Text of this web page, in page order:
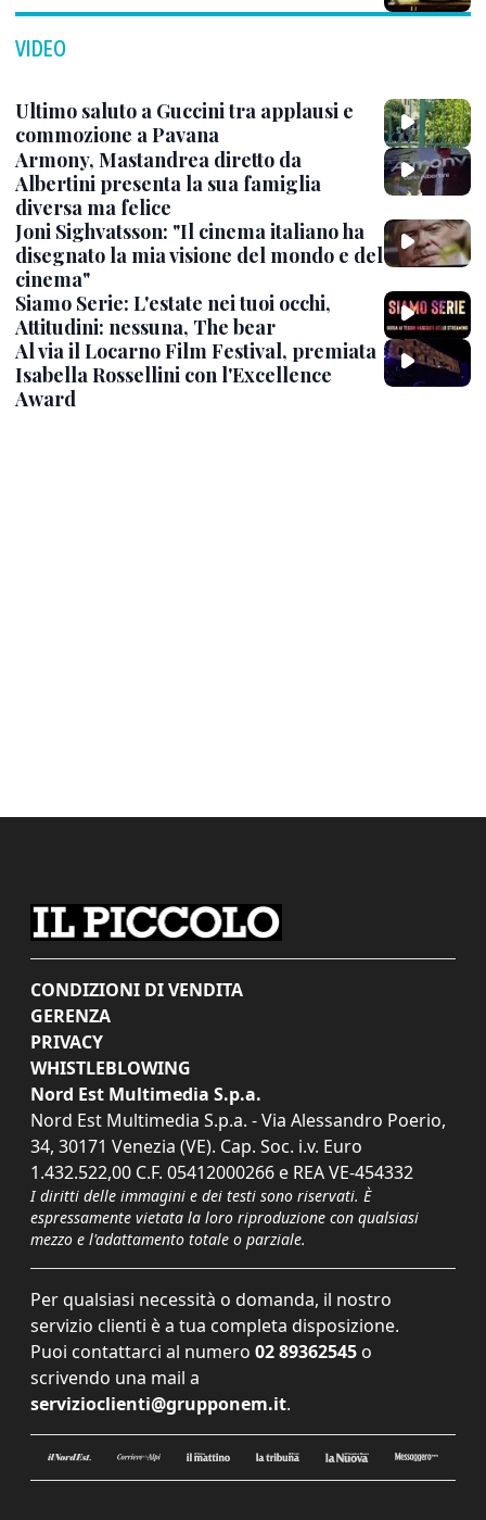
VIDEO
Ultimo saluto a Guccini tra applausi e
commozione a Pavana
Armony, Mastandrea diretto da
Albertini presenta la sua famiglia
diversa ma felice
Joni Sighvatsson: "Il cinema italiano ha
disegnato la mia visione del mondo e del
cinema"
Siamo Serie: L'estate nei tuoi occhi,
Attitudini: nessuna, The bear
Al via il Locarno Film Festival, premiata
Isabella Rossellini con l'Excellence
Award
CONDIZIONI DI VENDITA
GERENZA
PRIVACY
WHISTLEBLOWING
Nord Est Multimedia S.p.a.
Nord Est Multimedia S.p.a. - Via Alessandro Poerio,
34, 30171 Venezia (VE). Cap. Soc. i.v. Euro
1.432.522,00 C.F. 05412000266 e REA VE-454332
I diritti delle immagini e dei testi sono riservati. È
espressamente vietata la loro riproduzione con qualsiasi
mezzo e l'adattamento totale o parziale.
Per qualsiasi necessità o domanda, il nostro
servizio clienti è a tua completa disposizione.
Puoi contattarci al numero 02 89362545 o
scrivendo una mail a
servizioclienti@grupponem.it.